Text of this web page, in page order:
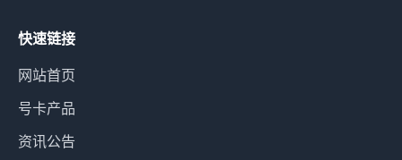
快速链接
网站首页
号卡产品
资讯公告